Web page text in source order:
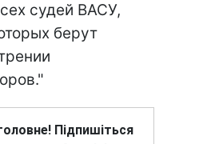
судей ВАСУ,
берут
Підпишіться